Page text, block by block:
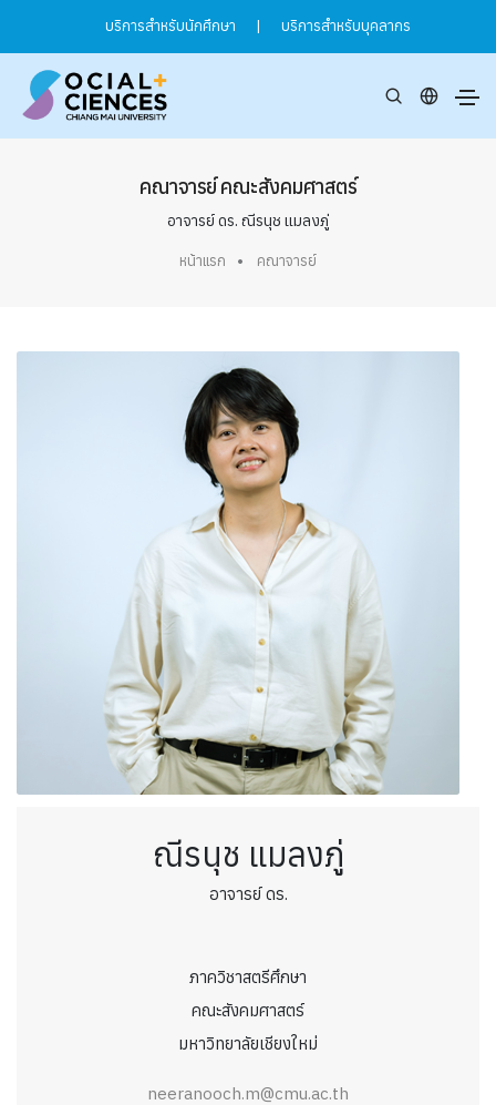
บริการสำหรับนักศึกษา | บริการสำหรับบุคลากร
คณาจารย์ คณะสังคมศาสตร์
อาจารย์ ดร. ณีรนุช แมลงภู่
หน้าแรก คณาจารย์
ณีรนุช แมลงภู่
อาจารย์ ดร.
ภาควิชาสตรีศึกษา
คณะสังคมศาสตร์
มหาวิทยาลัยเชียงใหม่
neeranooch.m@cmu.ac.th